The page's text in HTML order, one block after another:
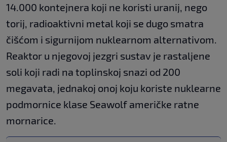
14.000 kontejnera koji ne koristi uranij, nego
torij, radioaktivni metal koji se dugo smatra
čišćom i sigurnijom nuklearnom alternativom.
Reaktor u njegovoj jezgri sustav je rastaljene
soli koji radi na toplinskoj snazi od 200
megavata, jednakoj onoj koju koriste nuklearne
podmornice klase Seawolf američke ratne
mornarice.